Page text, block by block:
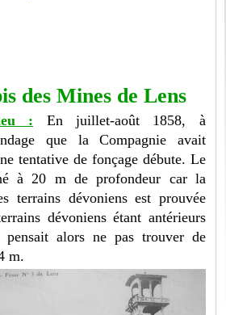
des Mines de Lens
:
En juillet-août 1858, à
que la Compagnie avait
tentative de fonçage débute. Le
à 20 m de profondeur car la
terrains dévoniens est prouvée
dévoniens étant antérieurs
pensait alors ne pas trouver de
m.